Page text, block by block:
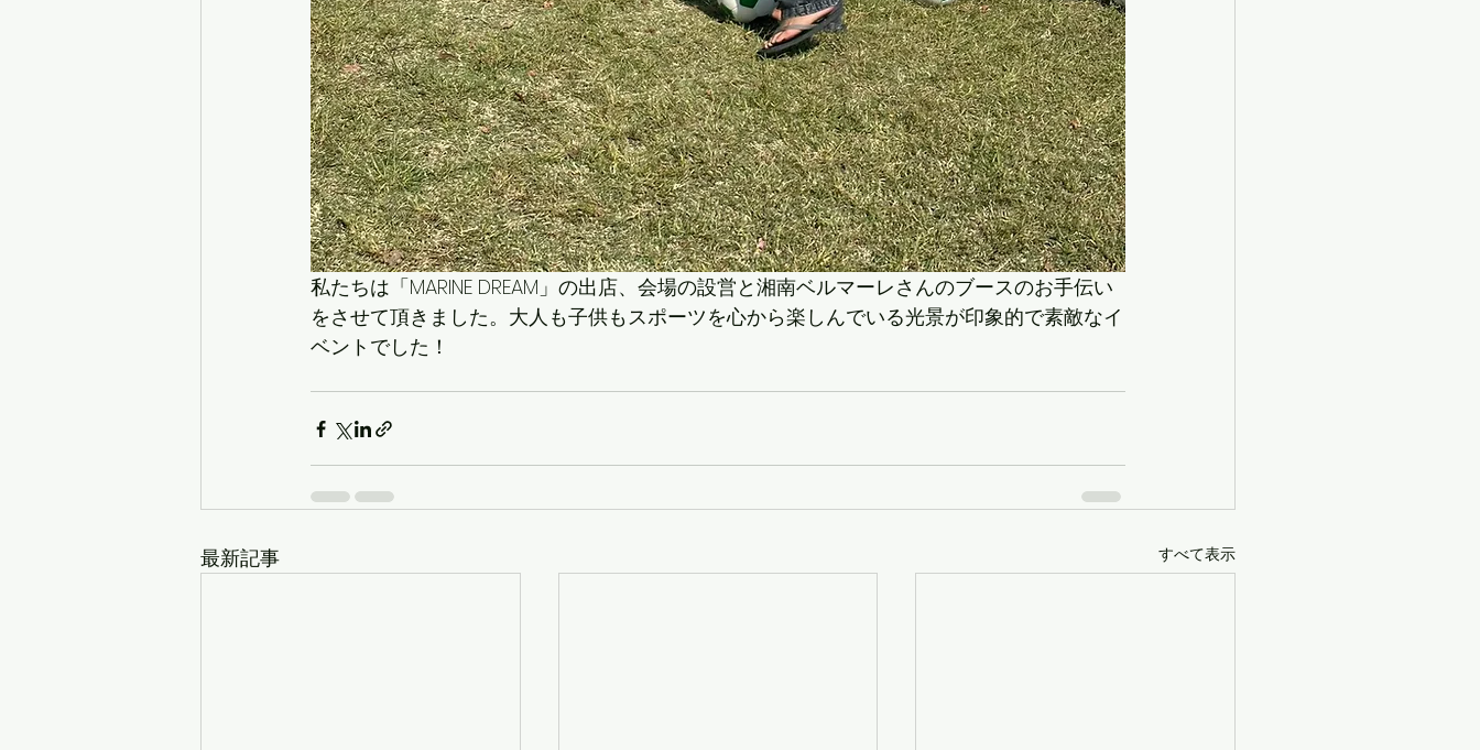
私たちは「MARINE DREAM」の出店、会場の設営と湘南ベルマーレさんのブースのお手伝い
をさせて頂きました。大人も子供もスポーツを心から楽しんでいる光景が印象的で素敵なイ
ベントでした！
最新記事 すべて表示